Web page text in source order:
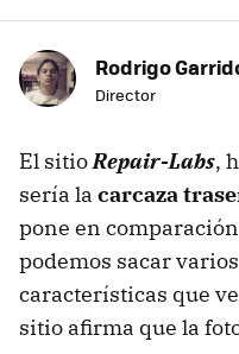
Rodrigo
Director
El sitioRepair-Labs,
sería la carcaza
pone en
podemos sacar
características que
sitio afirma que la